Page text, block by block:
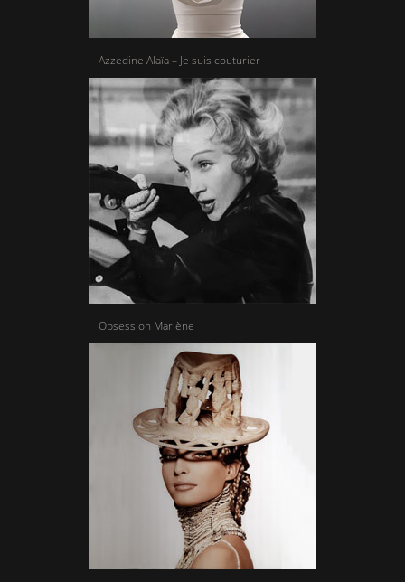
Azzedine Alaïa – Je suis couturier
Obsession Marlène